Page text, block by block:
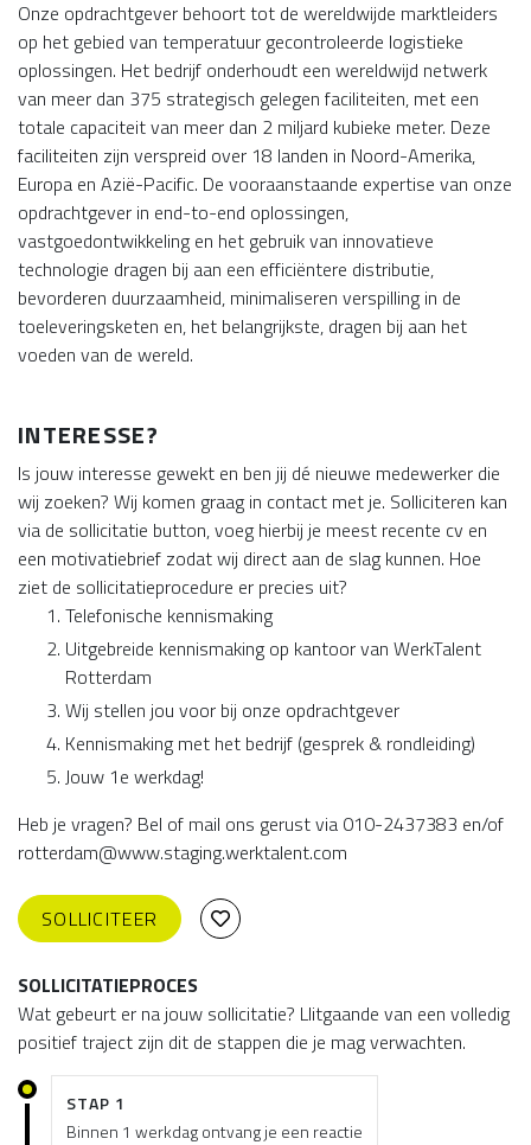
Onze opdrachtgever behoort tot de wereldwijde marktleiders
op het gebied van temperatuur gecontroleerde logistieke
oplossingen. Het bedrijf onderhoudt een wereldwijd netwerk
van meer dan 375 strategisch gelegen faciliteiten, met een
totale capaciteit van meer dan 2 miljard kubieke meter. Deze
faciliteiten zijn verspreid over 18 landen in Noord-Amerika,
Europa en Azië-Pacific. De vooraanstaande expertise van onze
opdrachtgever in end-to-end oplossingen,
vastgoedontwikkeling en het gebruik van innovatieve
technologie dragen bij aan een efficiëntere distributie,
bevorderen duurzaamheid, minimaliseren verspilling in de
toeleveringsketen en, het belangrijkste, dragen bij aan het
voeden van de wereld.
INTERESSE?
Is jouw interesse gewekt en ben jij dé nieuwe medewerker die
wij zoeken? Wij komen graag in contact met je. Solliciteren kan
via de sollicitatie button, voeg hierbij je meest recente cv en
een motivatiebrief zodat wij direct aan de slag kunnen. Hoe
ziet de sollicitatieprocedure er precies uit?
Telefonische kennismaking
Uitgebreide kennismaking op kantoor van WerkTalent
Rotterdam
Wij stellen jou voor bij onze opdrachtgever
Kennismaking met het bedrijf (gesprek & rondleiding)
Jouw 1e werkdag!
Heb je vragen? Bel of mail ons gerust via 010-2437383 en/of
rotterdam@www.staging.werktalent.com
SOLLICITEER
SOLLICITATIEPROCES
Wat gebeurt er na jouw sollicitatie? Llitgaande van een volledig
positief traject zijn dit de stappen die je mag verwachten.
STAP 1
Binnen 1 werkdag ontvang je een reactie